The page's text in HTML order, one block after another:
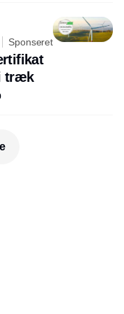
Sponseret
træk